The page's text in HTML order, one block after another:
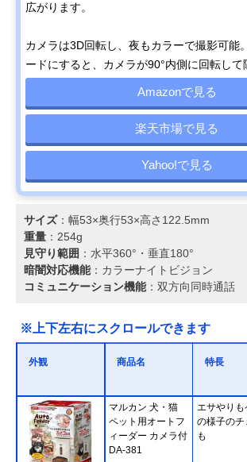
広がります。
カメラは3D回転し、夜もカラーで撮影可能
ードにすると、カメラが90°内側に回転して
Amazonで見る
楽天市場で見る
Yahoo!で見る
サイズ：幅53×奥行53×高さ122.5mm
重量 ：254g
見守り範囲 ：水平360°・垂直180°
暗闇対応機能：カラーナイトビジョン
コミュニケーション機能：双方向同時通話
※上下左右にスクロールできます
外観 商品名 特長
マルカン 犬・猫
ペット用オートフ
ィーダー カメラ付
DA-381
エサやりも
の様子のチ
も